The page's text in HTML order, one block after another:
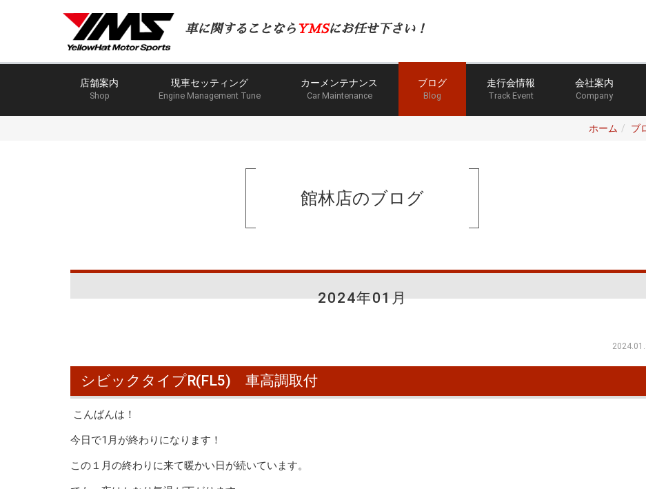
車に関することなら YMSにお任せ下さい！
店舗案内
Shop
現車セッティング
Engine Management Tune
カーメンテナンス
Car Maintenance
ブログ
Blog
走行会情報
Track Event
会社案内
Company
ホーム ブ
館林店のブログ
2024年01月
シビックタイプR(FL5) 車高調取付
こんばんは！
今日で1月が終わりになります！
この１月の終わりに来て暖かい日が続いています。